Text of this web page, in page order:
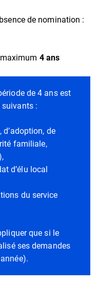
de nomination :
4 ans
de 4 ans est
suivants :
de
familiale,
d’élu local
du service
que si le
ses demandes